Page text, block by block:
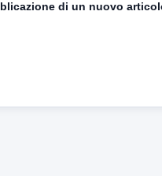
di un nuovo